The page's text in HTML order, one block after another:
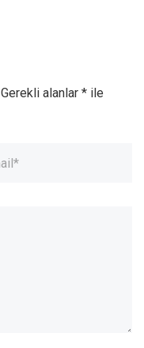
Gerekli alanlar * ile